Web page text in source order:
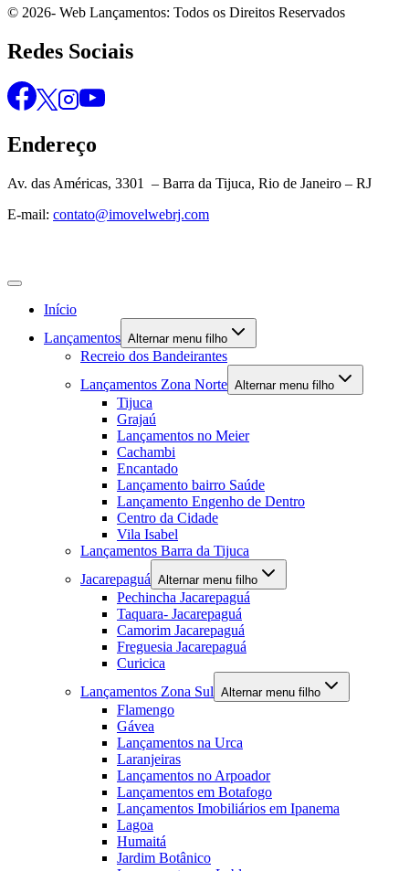
© 2026- Web Lançamentos: Todos os Direitos Reservados
Redes Sociais
Endereço
Av. das Américas, 3301 – Barra da Tijuca, Rio de Janeiro – RJ
E-mail: contato@imovelwebrj.com
Início
Lançamentos Alternar menu filho
Recreio dos Bandeirantes
Lançamentos Zona Norte Alternar menu filho
Tijuca
Grajaú
Lançamentos no Meier
Cachambi
Encantado
Lançamento bairro Saúde
Lançamento Engenho de Dentro
Centro da Cidade
Vila Isabel
Lançamentos Barra da Tijuca
Jacarepaguá Alternar menu filho
Pechincha Jacarepaguá
Taquara- Jacarepaguá
Camorim Jacarepaguá
Freguesia Jacarepaguá
Curicica
Lançamentos Zona Sul Alternar menu filho
Flamengo
Gávea
Lançamentos na Urca
Laranjeiras
Lançamentos no Arpoador
Lançamentos em Botafogo
Lançamentos Imobiliários em Ipanema
Lagoa
Humaitá
Jardim Botânico